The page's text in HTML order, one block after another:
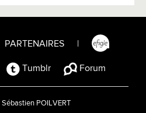
PARTENAIRES |
Tumblr Forum
Sébastien POILVERT